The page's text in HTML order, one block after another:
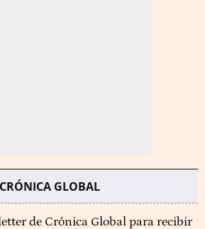
GLOBAL
de Crónica Global para recibir